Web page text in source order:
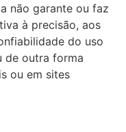
não garante ou faz
à precisão, aos
do uso
de outra forma
ou em sites